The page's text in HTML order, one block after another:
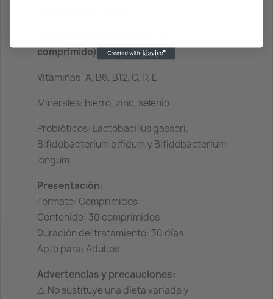
comprimido):
Vitaminas: A, B6, B12, C, D, E
Minerales: hierro, zinc, selenio
Probióticos: Lactobacillus gasseri,
Bifidobacterium bifidum y Bifidobacterium
longum
Presentación:
Formato: Comprimidos
Contenido: 30 comprimidos
Duración del tratamiento: 30 días
Apto para: Adultos
Advertencias y precauciones:
⚠️ No sustituye una dieta variada y